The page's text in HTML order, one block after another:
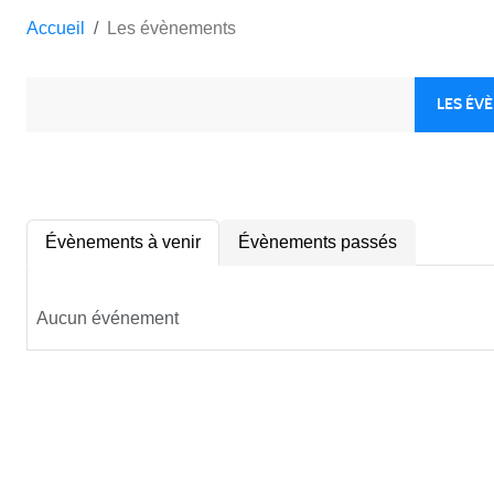
Accueil Les évènements
LES
Évènements à venir Évènements passés
Aucun événement